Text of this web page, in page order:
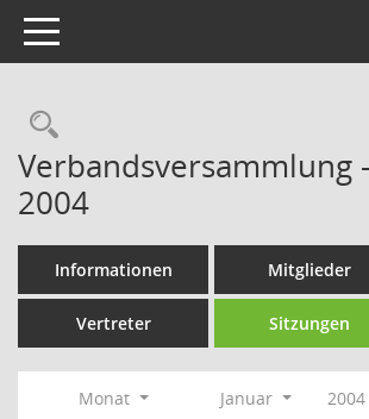
Toggle navigation
Rechercheauswahl
Verbandsversammlung
2004
Informationen Mitglieder
Vertreter Sitzungen
Monat Januar
2004